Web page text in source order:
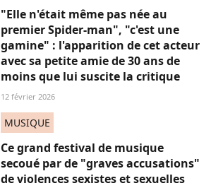
"Elle n'était même pas née au
premier Spider-man", "c'est une
gamine" : l'apparition de cet acteur
avec sa petite amie de 30 ans de
moins que lui suscite la critique
12 février 2026
MUSIQUE
Ce grand festival de musique
secoué par de "graves accusations"
de violences sexistes et sexuelles